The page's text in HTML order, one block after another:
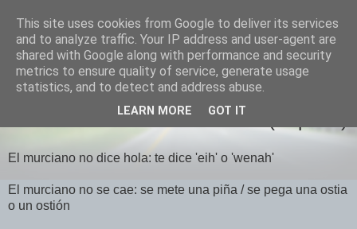
El Otro Lao
Hechos sobre los murcianos... (1ª parte)
El murciano no dice hola: te dice 'eih' o 'wenah'
El murciano no se cae: se mete una piña / se pega una ostia
o un ostión
This site uses cookies from Google to deliver its services
and to analyze traffic. Your IP address and user-agent are
shared with Google along with performance and security
metrics to ensure quality of service, generate usage
statistics, and to detect and address abuse.
LEARN MORE GOT IT